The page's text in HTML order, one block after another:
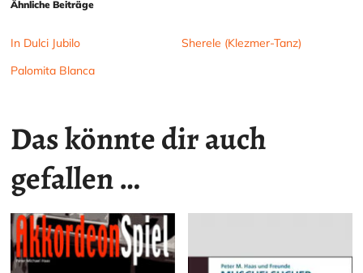
Ähnliche Beiträge
In Dulci Jubilo
Sherele (Klezmer-Tanz)
Palomita Blanca
Das könnte dir auch
gefallen …